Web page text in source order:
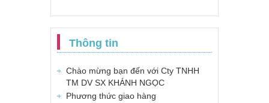
Thông tin
Chào mừng bạn đến với Cty TNHH
TM DV SX KHÁNH NGỌC
Phương thức giao hàng